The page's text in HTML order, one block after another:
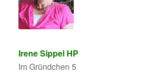
Irene Sippel HP
Im Gründchen 5